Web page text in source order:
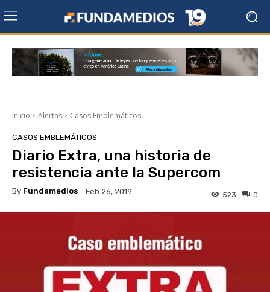
Inicio Alertas Casos Emblemáticos
CASOS EMBLEMÁTICOS
Diario Extra, una historia de
resistencia ante la Supercom
By Fundamedios Feb 26, 2019 0
523